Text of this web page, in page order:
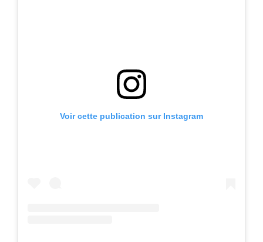
Voir cette publication sur Instagram